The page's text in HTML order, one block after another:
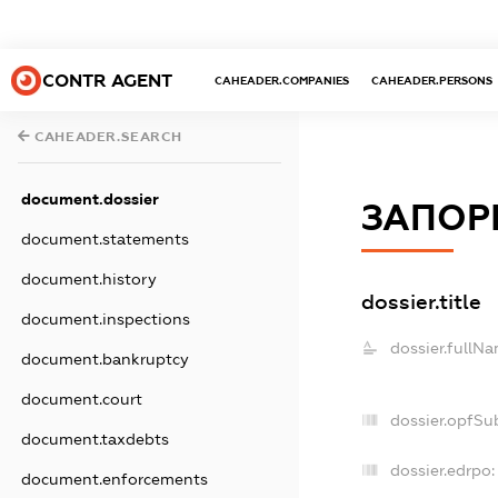
CONTR AGENT CAHEADER.COMPANIES CAHEADER.PERSONS
CAHEADER.SEARCH
document.dossier
document.statements
document.history
document.inspections
document.bankruptcy
document.court
document.taxdebts
document.enforcements
dossier.title
dossier.edrpo: